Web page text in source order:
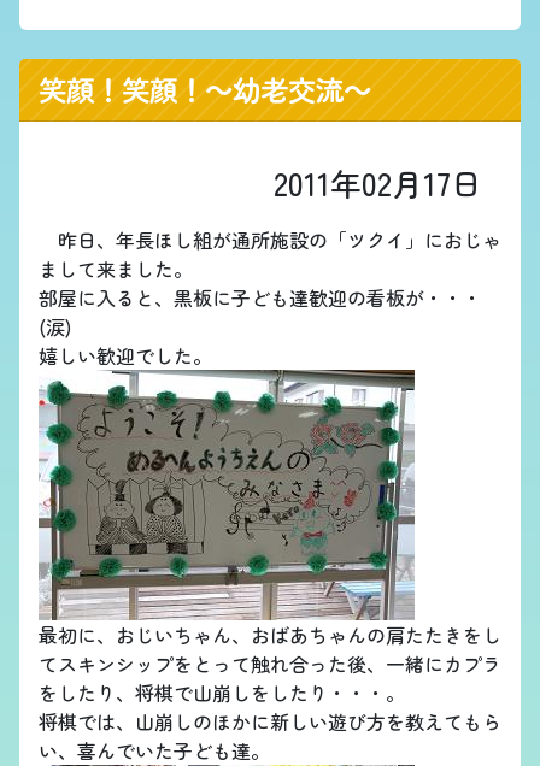
笑顔！笑顔！～幼老交流～
2011年02月17日
昨日、年長ほし組が通所施設の「ツクイ」におじゃ
まして来ました。
部屋に入ると、黒板に子ども達歓迎の看板が・・・
(涙)
嬉しい歓迎でした。
最初に、おじいちゃん、おばあちゃんの肩たたきをし
てスキンシップをとって触れ合った後、一緒にカプラ
をしたり、将棋で山崩しをしたり・・・。
将棋では、山崩しのほかに新しい遊び方を教えてもら
い、喜んでいた子ども達。